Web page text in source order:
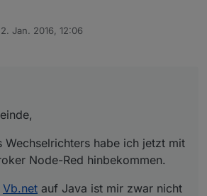
Jan. 2016, 12:06
von
Wechselrichters habe ich jetzt mit
Node-Red hinbekommen.
Vb.net auf Java ist mir zwar nicht